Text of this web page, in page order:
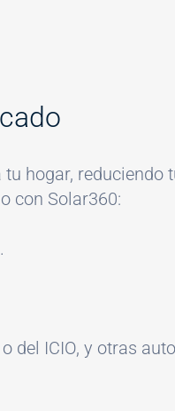
tu hogar, reduciendo
con Solar360:
del ICIO, y otras